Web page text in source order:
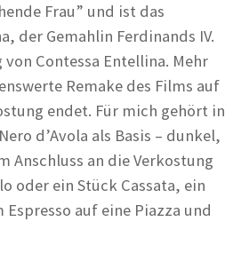
Frau” und ist das
der Gemahlin Ferdinands IV.
Contessa Entellina. Mehr
Remake des Films auf
endet. Für mich gehört in
d’Avola als Basis – dunkel,
Anschluss an die Verkostung
oder ein Stück Cassata, ein
auf eine Piazza und